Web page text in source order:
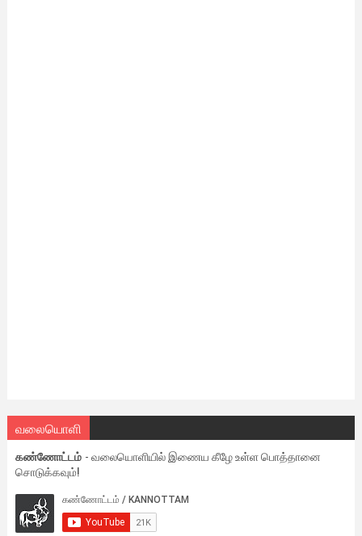
வலையொளி
கண்ணோட்டம் - வலையொளியில் இணைய கீழே உள்ள பொத்தானை
சொடுக்கவும்!